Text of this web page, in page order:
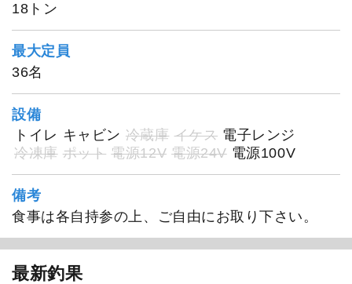
18トン
最大定員
36名
設備
トイレ キャビン 冷蔵庫 イケス 電子レンジ
冷凍庫 ポット 電源12V 電源24V 電源100V
備考
食事は各自持参の上、ご自由にお取り下さい。
最新釣果
1/